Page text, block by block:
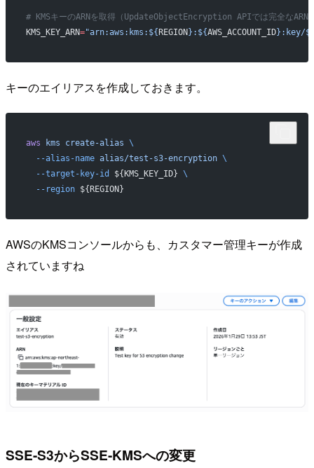
# KMSキーのARNを取得（UpdateObjectEncryption APIでは完全なARN
KMS_KEY_ARN="arn:aws:kms:${ REGION }:${AWS_ACCOUNT_ID}:key/
キーのエイリアスを作成しておきます。
aws kms create-alias \
  --alias-name
alias/test-s3-encryption \
  --target-key-id
${KMS_KEY_ID} \
  --region
${REGION}
AWSのKMSコンソールからも、カスタマー管理キーが作成
されていますね
SSE-S3からSSE-KMSへの変更